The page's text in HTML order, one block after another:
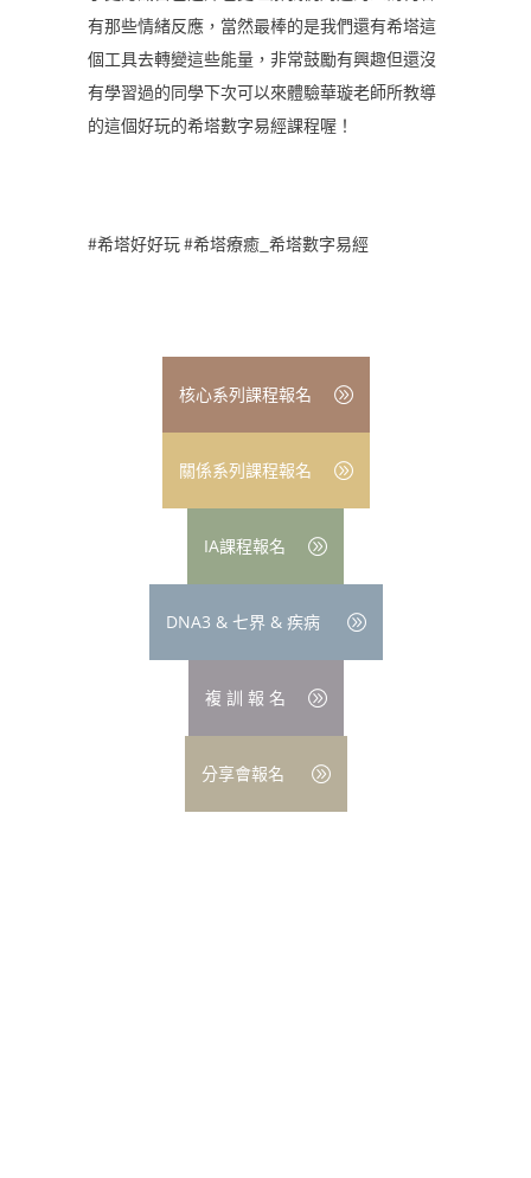
有那些情緒反應，當然最棒的是我們還有希塔這
個工具去轉變這些能量，非常鼓勵有興趣但還沒
有學習過的同學下次可以來體驗華璇老師所教導
的這個好玩的希塔數字易經課程喔！
#希塔好好玩 #希塔療癒_希塔數字易經
核心系列課程報名
關係系列課程報名
IA課程報名
DNA3 & 七界 & 疾病
複 訓 報 名
分享會報名